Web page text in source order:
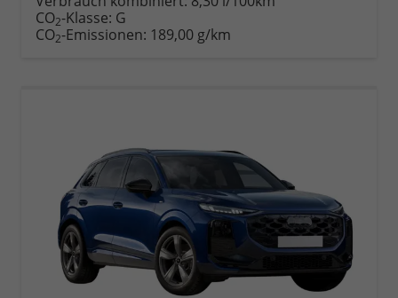
CO2-Klasse: G
CO2-Emissionen: 189,00 g/km